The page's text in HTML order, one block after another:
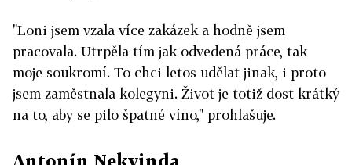
"Loni jsem vzala více zakázek a hodně jsem
pracovala. Utrpěla tím jak odvedená práce, tak
moje soukromí. To chci letos udělat jinak, i proto
jsem zaměstnala kolegyni. Život je totiž dost krátký
na to, aby se pilo špatné víno," prohlašuje.
Antonín Nekvinda